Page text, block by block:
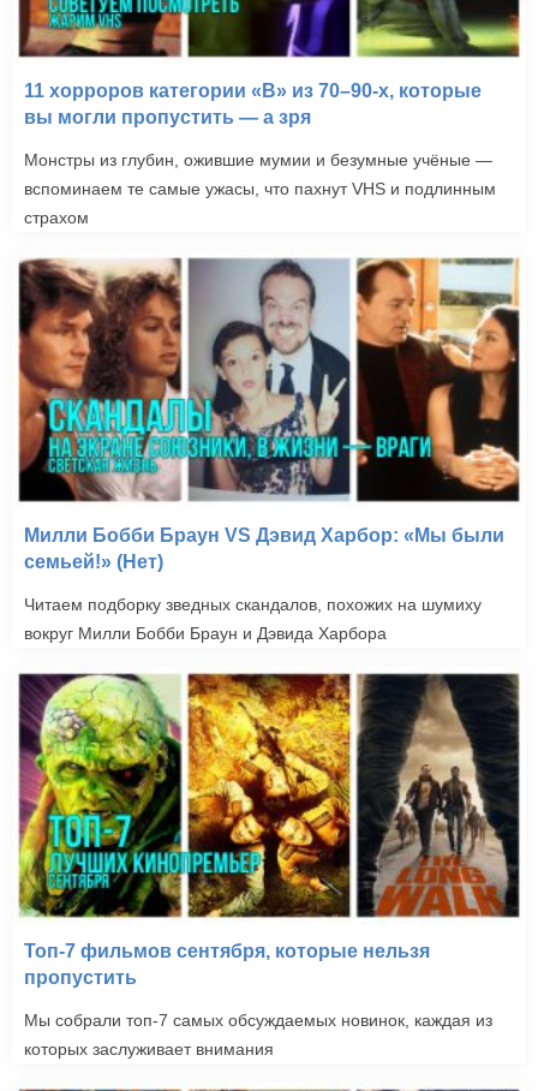
11 хорроров категории «B» из 70–90-х, которые
вы могли пропустить — а зря
Монстры из глубин, ожившие мумии и безумные учёные —
вспоминаем те самые ужасы, что пахнут VHS и подлинным
страхом
Милли Бобби Браун VS Дэвид Харбор: «Мы были
семьей!» (Нет)
Читаем подборку зведных скандалов, похожих на шумиху
вокруг Милли Бобби Браун и Дэвида Харбора
Топ-7 фильмов сентября, которые нельзя
пропустить
Мы собрали топ-7 самых обсуждаемых новинок, каждая из
которых заслуживает внимания